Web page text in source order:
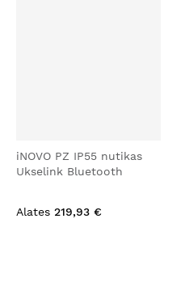
iNOVO PZ IP55 nutikas
Ukselink Bluetooth
Alates 219,93 €